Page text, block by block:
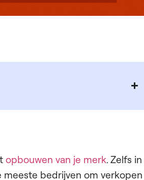
opbouwen van je merk. Zelfs in
meeste bedrijven om verkopen